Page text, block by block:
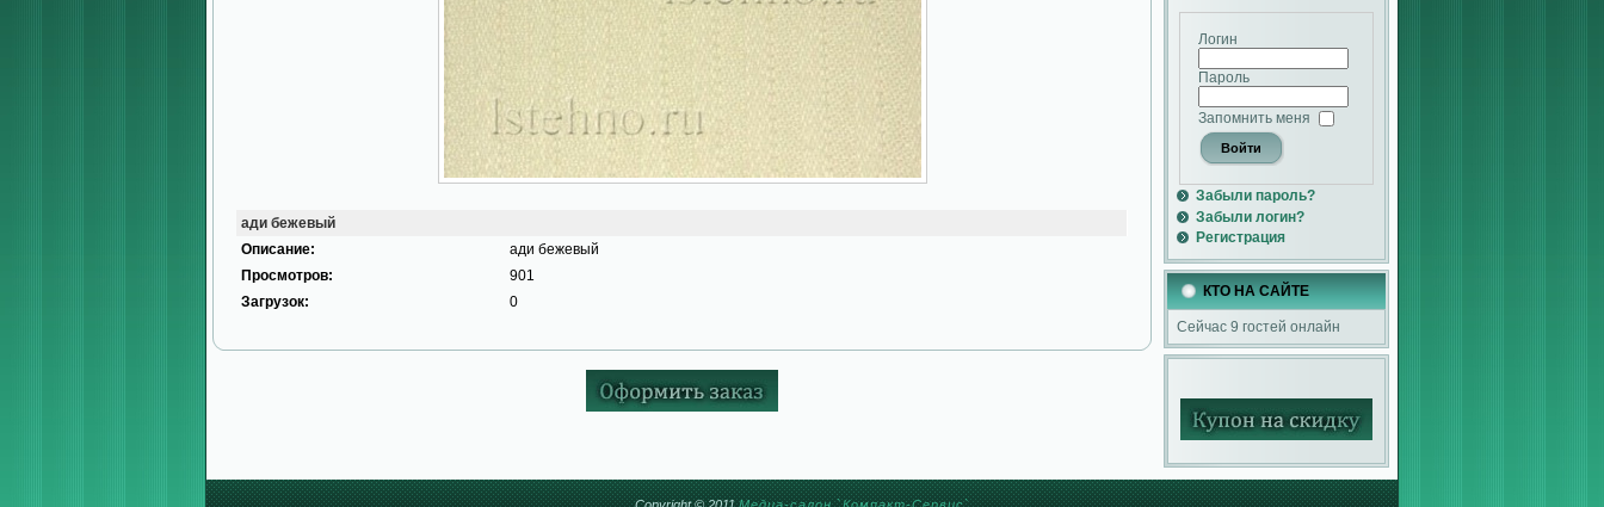
ади бежевый
Описание:
ади бежевый
Просмотров:
901
Загрузок:
0
Логин
Пароль
Запомнить меня
Забыли пароль?
Забыли логин?
Регистрация
КТО НА САЙТЕ
Сейчас 9 гостей онлайн
Copyright © 2011Медиа-салон `Компакт-Сервис`